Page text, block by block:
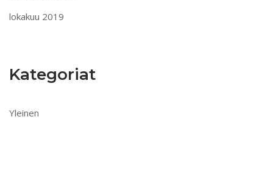
lokakuu 2019
Kategoriat
Yleinen